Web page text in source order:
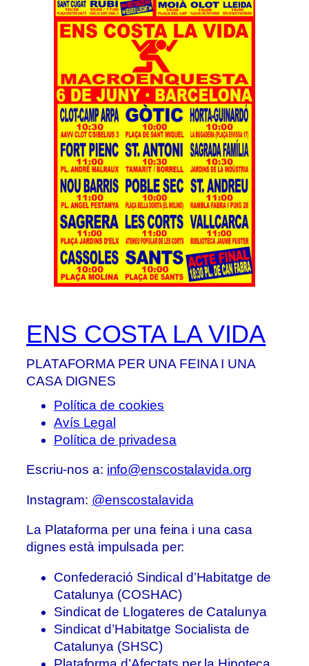
ENS COSTA LA VIDA
PLATAFORMA PER UNA FEINA I UNA
CASA DIGNES
Política de cookies
Avís Legal
Política de privadesa
Escriu-nos a: info@enscostalavida.org
Instagram: @enscostalavida
La Plataforma per una feina i una casa
dignes està impulsada per:
Confederació Sindical d’Habitatge de
Catalunya (COSHAC)
Sindicat de Llogateres de Catalunya
Sindicat d’Habitatge Socialista de
Catalunya (SHSC)